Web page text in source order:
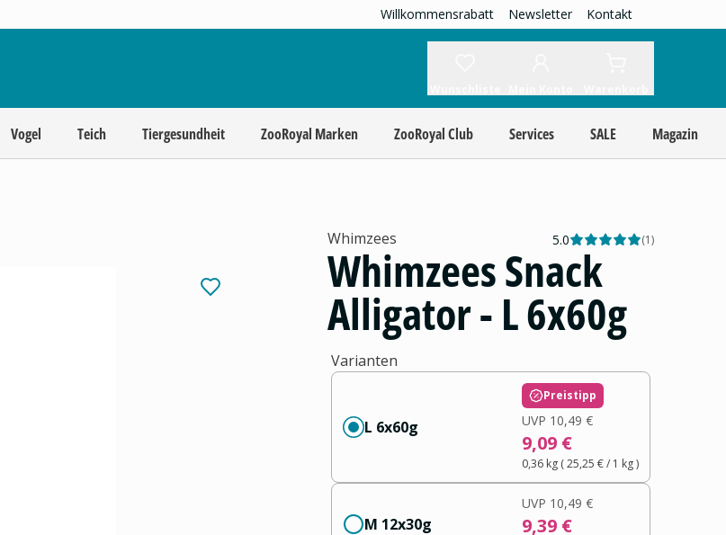
Willkommensrabatt Newsletter Kontakt
Vogel Teich Tiergesundheit ZooRoyal Marken ZooRoyal Club Services SALE Magazin
Whimzees 5.0 (1)
Whimzees Snack
Alligator - L 6x60g
Varianten
L 6x60g
Preistipp
UVP 10,49 €
9,09 €
0,36 kg(25,25 €/ 1 kg)
M 12x30g
UVP 10,49 €
9,39 €